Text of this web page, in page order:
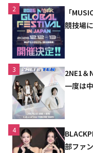
2
「
競技場
3
2NE1＆
一度は
4
部ファ